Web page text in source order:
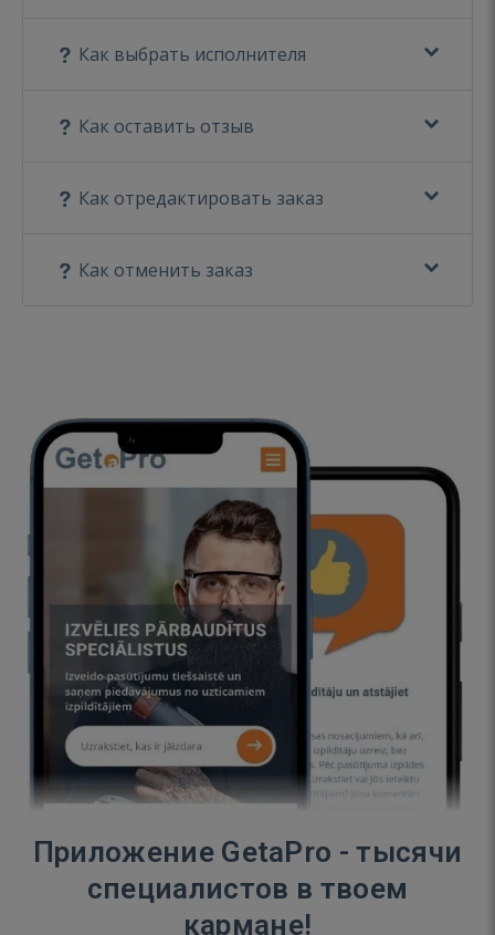
Как выбрать исполнителя
Как оставить отзыв
Как отредактировать заказ
Как отменить заказ
Приложение GetaPro - тысячи
специалистов в твоем
кармане!